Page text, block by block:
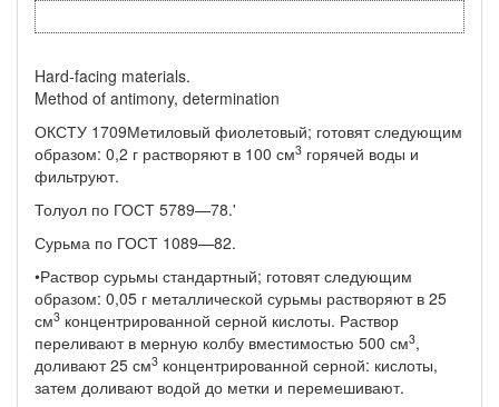
Hard-facing materials.
Method of antimony, determination
ОКСТУ 1709Метиловый фиолетовый; готовят следующим
образом: 0,2 г растворяют в 100 см3 горячей воды и
фильтруют.
Толуол по ГОСТ 5789—78.'
Сурьма по ГОСТ 1089—82.
•Раствор сурьмы стандартный; готовят следующим
образом: 0,05 г металлической сурьмы растворяют в 25
см3 концентриро­ванной серной кислоты. Раствор
переливают в мерную колбу вме­стимостью 500 см3,
доливают 25 см3 концентрированной серной: кислоты,
затем доливают водой до метки и перемешивают.